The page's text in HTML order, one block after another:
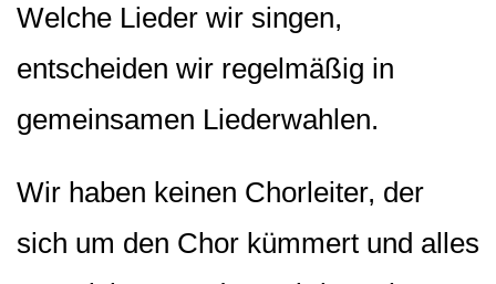
Welche Lieder wir singen,
entscheiden wir regelmäßig in
gemeinsamen Liederwahlen.
Wir haben keinen Chorleiter, der
sich um den Chor kümmert und alles